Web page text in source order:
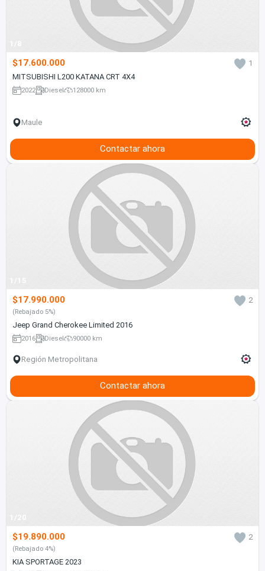
1/8
$17.600.000
1
MITSUBISHI L200 KATANA CRT 4X4
2022 Diesel 128000 km
Maule
Contactar ahora
1/15
$17.990.000 2
(Rebajado 5%)
Jeep Grand Cherokee Limited 2016
2016 Diesel 90000 km
Región Metropolitana
Contactar ahora
1/20
$19.890.000 2
(Rebajado 4%)
KIA SPORTAGE 2023